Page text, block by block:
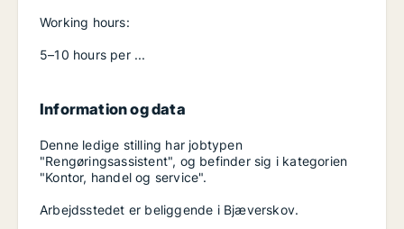
Working hours:
5–10 hours per ...
Information og data
Denne ledige stilling har jobtypen
"Rengøringsassistent", og befinder sig i kategorien
"Kontor, handel og service".
Arbejdsstedet er beliggende i Bjæverskov.